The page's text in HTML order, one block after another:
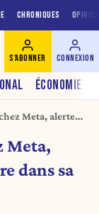
CHRONIQUES
ÉCONOMIE
S'ABONNER CONNEXION
Meta, alerte
Meta,
dans sa